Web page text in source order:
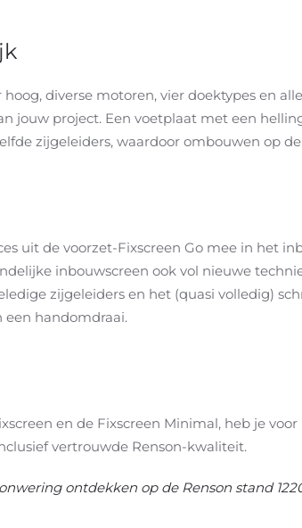
diverse motoren, vier doektypes en
jouw project. Een voetplaat met een
zijgeleiders, waardoor ombouwen op
uit de voorzet-Fixscreen Go mee in het
inbouwscreen ook vol nieuwe
zijgeleiders en het (quasi volledig)
een handomdraai.
en de Fixscreen Minimal, heb je
vertrouwde Renson-kwaliteit.
ontdekken op de Renson stand